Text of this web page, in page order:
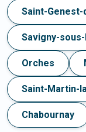
Saint-Genest-
Savigny-sous-
Orches
Saint-Martin-
Chabournay